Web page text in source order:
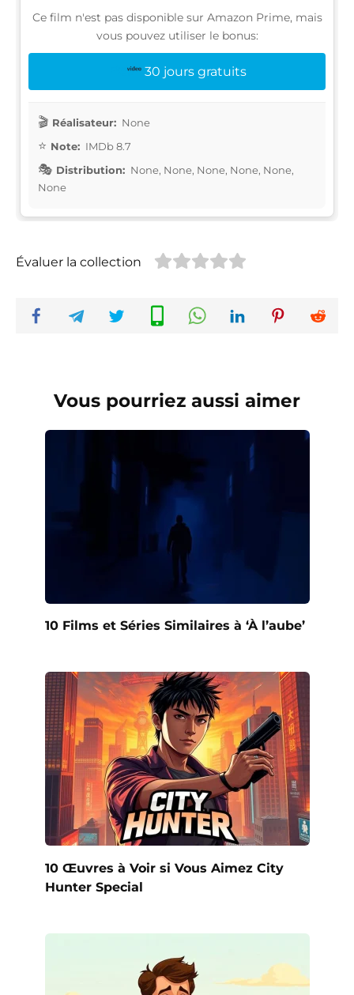
Ce film n'est pas disponible sur Amazon Prime, mais
vous pouvez utiliser le bonus:
30 jours gratuits
Réalisateur: None
Note: IMDb 8.7
Distribution: None, None, None, None, None,
None
Évaluer la collection
Vous pourriez aussi aimer
10 Films et Séries Similaires à ‘À l’aube’
10 Œuvres à Voir si Vous Aimez City
Hunter Special